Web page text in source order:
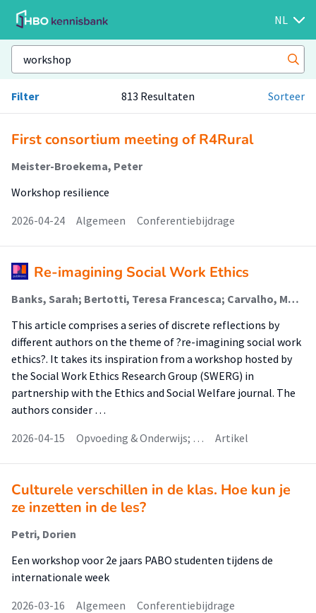
NL
Filter 813 Resultaten Sorteer
First consortium meeting of R4Rural
Meister-Broekema, Peter
Workshop resilience
2026-04-24
Algemeen Conferentiebijdrage
Re-imagining Social Work Ethics
Banks, Sarah; Bertotti, Teresa Francesca; Carvalho, Maria Irene; Cuenca, Mercedes; Forlenza, Daria; Gemara, Netanel; Gillet, François; Grabinski, Eva; Groothoff, Richard (Safe And Healthy Upbringing); Reimer, Elizabeth; Segal, Michal
This article comprises a series of discrete reflections by
different authors on the theme of ?re-imagining social work
ethics?. It takes its inspiration from a workshop hosted by
the Social Work Ethics Research Group (SWERG) in
partnership with the Ethics and Social Welfare journal. The
authors consider …
2026-04-15
Opvoeding & Onderwijs; … Artikel
Culturele verschillen in de klas. Hoe kun je
ze inzetten in de les?
Petri, Dorien
Een workshop voor 2e jaars PABO studenten tijdens de
internationale week
2026-03-16
Algemeen Conferentiebijdrage